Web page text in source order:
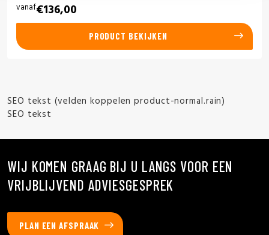
vanaf€136,00
PRODUCT BEKIJKEN
SEO tekst (velden koppelen product-normal.rain)
SEO tekst
WIJ KOMEN GRAAG BIJ U LANGS VOOR EEN
VRIJBLIJVEND ADVIESGESPREK
PLAN EEN AFSPRAAK